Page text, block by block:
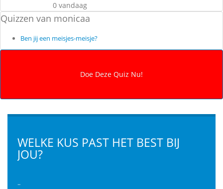
0 vandaag
Quizzen van monicaa
Ben jij een meisjes-meisje?
WELKE KUS PAST HET BEST BIJ
JOU?
..